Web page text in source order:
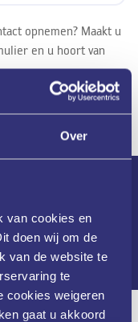
Over
van cookies en
doen wij om de
van de website te
te
cookies weigeren
gaat u akkoord
opnemen? Maakt u
en u hoort van